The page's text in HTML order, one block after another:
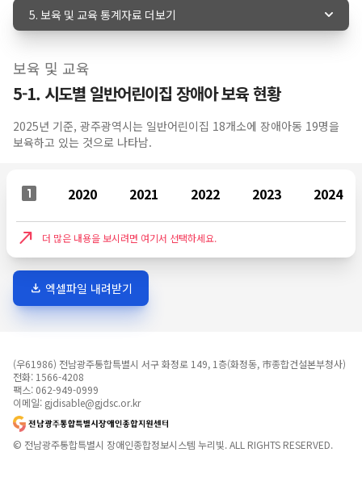
보육 및 교육
5-1. 시도별 일반어린이집 장애아 보육 현황
5. 보육 및 교육 통계자료 더보기
2025년 기준, 광주광역시는 일반어린이집 18개소에 장애아동 19명을
보육하고 있는 것으로 나타남.
looks_one 2020 2021 2022 2023 2024
north_east 더 많은 내용을 보시려면 여기서 선택하세요.
download 엑셀파일 내려받기
(우61986) 전남광주통합특별시 서구 화정로 149, 1층(화정동, 市종합건설본부청사)
전화: 1566-4208
팩스: 062-949-0999
이메일: gjdisable@gjdsc.or.kr
© 전남광주통합특별시 장애인종합정보시스템 누리빛. ALL RIGHTS RESERVED.